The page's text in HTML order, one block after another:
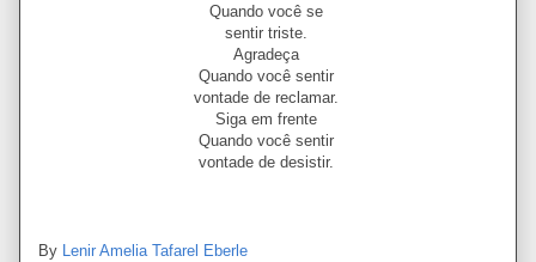
Quando você se
sentir triste.
Agradeça
Quando você sentir
vontade de reclamar.
Siga em frente
Quando você sentir
vontade de desistir.
By Lenir Amelia Tafarel Eberle